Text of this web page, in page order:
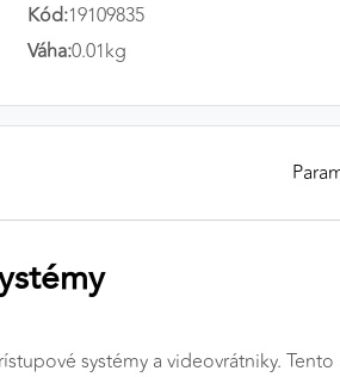
Kód:19109835
Váha:0.01kg
systémy a videovrátniky.